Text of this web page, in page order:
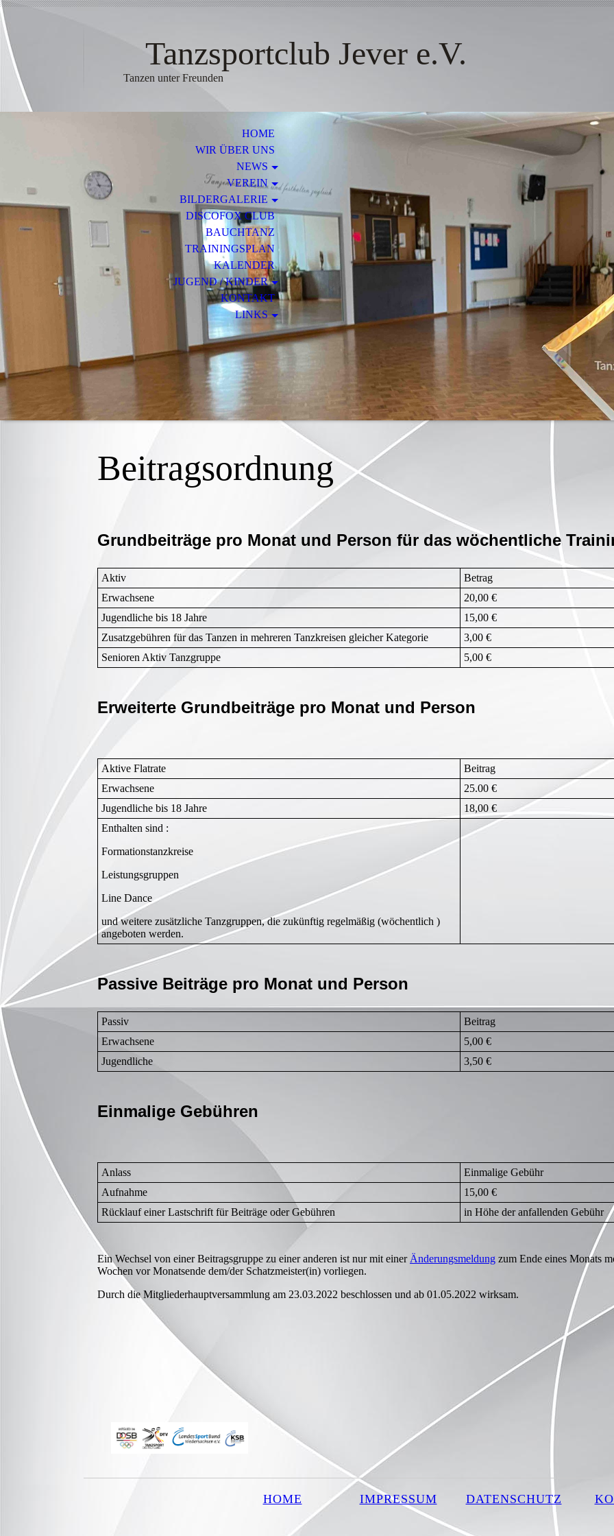
Tanzsportclub Jever e.V.
Tanzen unter Freunden
HOME
WIR ÜBER UNS
NEWS
VEREIN
BILDERGALERIE
DISCOFOX CLUB
BAUCHTANZ
TRAININGSPLAN
KALENDER
JUGEND / KINDER
KONTAKT
LINKS
Beitragsordnung
Grundbeiträge pro Monat und Person für das wöchentliche
Aktiv
Betrag
Erwachsene
20,00 €
Jugendliche bis 18 Jahre
15,00 €
Zusatzgebühren für das Tanzen in mehreren Tanzkreisen gleicher Kategorie
3,00 €
Senioren Aktiv Tanzgruppe
5,00 €
Erweiterte Grundbeiträge pro Monat und Person
Aktive Flatrate
Beitrag
Erwachsene
25.00 €
Jugendliche bis 18 Jahre
18,00 €
Enthalten sind :
Formationstanzkreise
Leistungsgruppen
Line Dance
und weitere zusätzliche Tanzgruppen, die zukünftig regelmäßig (wöchentlich )
angeboten werden.
Passive Beiträge pro Monat und Person
Passiv
Beitrag
Erwachsene
5,00 €
Jugendliche
3,50 €
Einmalige Gebühren
Anlass
Einmalige Gebühr
Aufnahme
15,00 €
Rücklauf einer Lastschrift für Beiträge oder Gebühren
in Höhe der anfallenden Gebühr
Ein Wechsel von einer Beitragsgruppe zu einer anderen ist nur mit einer Änderungsmeldung zum Ende eines Monats
Wochen vor Monatsende dem/der Schatzmeister(in) vorliegen.
Durch die Mitgliederhauptversammlung am 23.03.2022 beschlossen und ab 01.05.2022 wirksam.
HOME IMPRESSUM DATENSCHUTZ